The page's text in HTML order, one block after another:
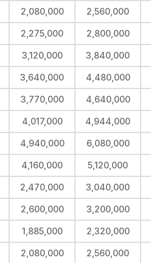
2,080,000 2,560,000
2,275,000 2,800,000
3,120,000 3,840,000
3,640,000 4,480,000
3,770,000 4,640,000
4,017,000 4,944,000
4,940,000 6,080,000
4,160,000 5,120,000
2,470,000 3,040,000
2,600,000 3,200,000
1,885,000 2,320,000
2,080,000 2,560,000